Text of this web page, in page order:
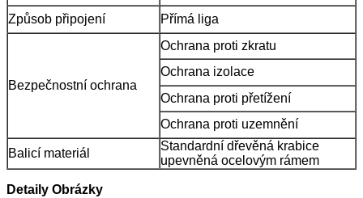
Způsob připojení
Přímá liga
Bezpečnostní ochrana
Ochrana proti zkratu
Ochrana izolace
Ochrana proti přetížení
Ochrana proti uzemnění
Balicí materiál
Standardní dřevěná krabice
upevněná ocelovým rámem
Detaily Obrázky